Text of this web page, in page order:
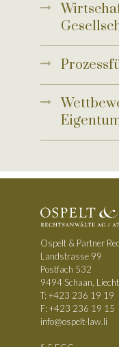
Ospelt & Partner
Landstrasse 99
Postfach 532
9494 Schaan,
T: +423 236 19 19
F: +423 236 19 15
info@ospelt-law.li